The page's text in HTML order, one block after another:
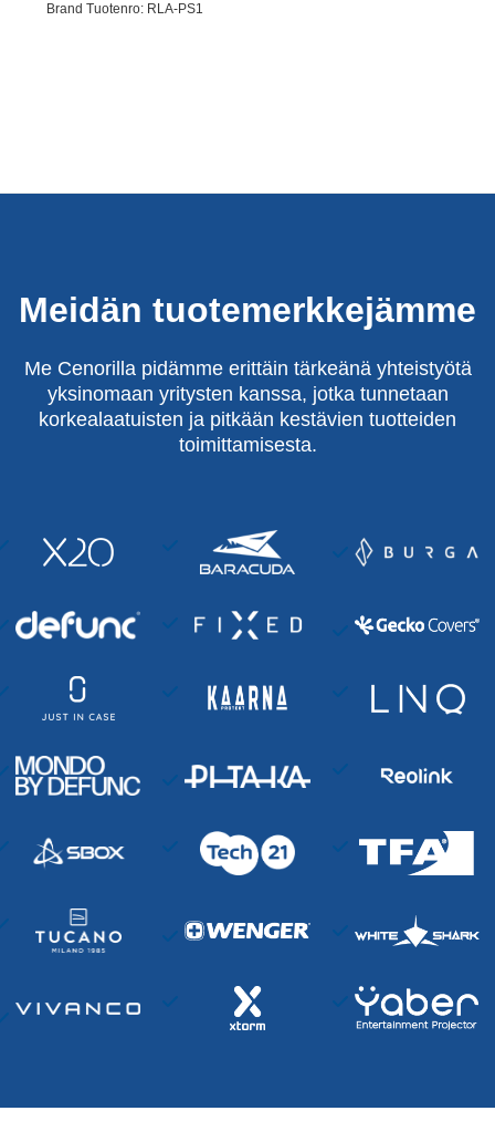
Brand Tuotenro: RLA-PS1
Meidän tuotemerkkejämme
Me Cenorilla pidämme erittäin tärkeänä yhteistyötä
yksinomaan yritysten kanssa, jotka tunnetaan
korkealaatuisten ja pitkään kestävien tuotteiden
toimittamisesta.